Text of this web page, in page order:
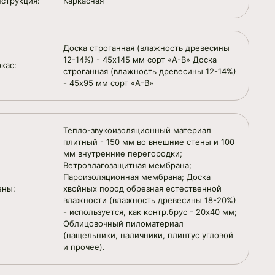
Доска строганная (влажность древесины
12-14%) - 45х145 мм сорт «А-В» Доска
строганная (влажность древесины 12-14%)
- 45х95 мм сорт «А-В»
Тепло-звукоизоляционный материал
плитный - 150 мм во внешние стены и 100
мм внутренние перегородки;
Ветровлагозащитная мембрана;
Пароизоляционная мембрана; Доска
хвойных пород обрезная естественной
влажности (влажность древесины 18-20%)
- используется, как контр.брус - 20х40 мм;
Облицовочный пиломатериал
(нащельники, наличники, плинтус угловой
и прочее).